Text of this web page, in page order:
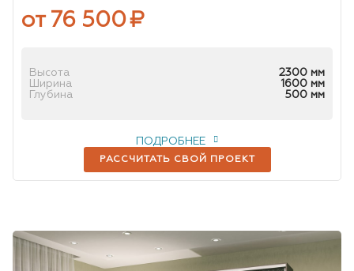
от 76 500₽
Высота
2300 мм
Ширина
1600 мм
Глубина
500 мм
РАССЧИТАТЬ СВОЙ ПРОЕКТ
ПОДРОБНЕЕ